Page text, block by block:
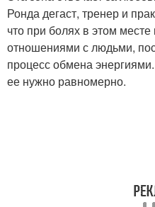
Ронда дегаст, тренер и
что при болях в этом
отношениями с людьми,
процесс обмена
ее нужно равномерно.